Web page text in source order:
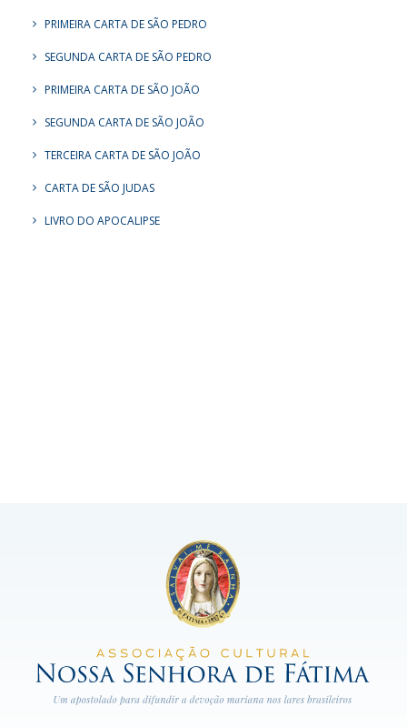
PRIMEIRA CARTA DE SÃO PEDRO
SEGUNDA CARTA DE SÃO PEDRO
PRIMEIRA CARTA DE SÃO JOÃO
SEGUNDA CARTA DE SÃO JOÃO
TERCEIRA CARTA DE SÃO JOÃO
CARTA DE SÃO JUDAS
LIVRO DO APOCALIPSE